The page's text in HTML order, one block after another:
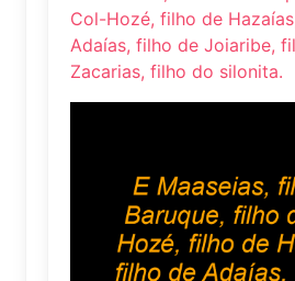
Col-Hozé, filho de
Adaías, filho de Joiaribe,
Zacarias, filho do silonita.